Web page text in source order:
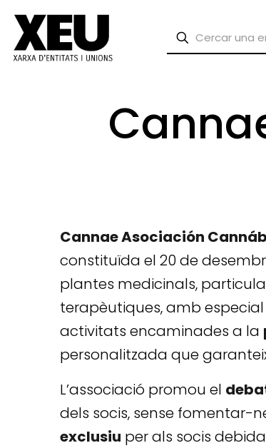
Cannae Asociación
constituïda el 20 de
plantes medicinals,
terapèutiques, amb
activitats encaminades a la
personalitzada que
L’associació promou el
dels socis, sense fomentar-
exclusiu per als socis